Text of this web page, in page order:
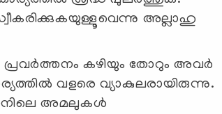
അല്ലാഹു
കഴിയും തോറും അവര്‍
വളരെ വ്യാകുലരായിരുന്നു.
അമലുകള്‍